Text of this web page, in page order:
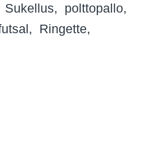
Sukellus
polttopallo
Ringette